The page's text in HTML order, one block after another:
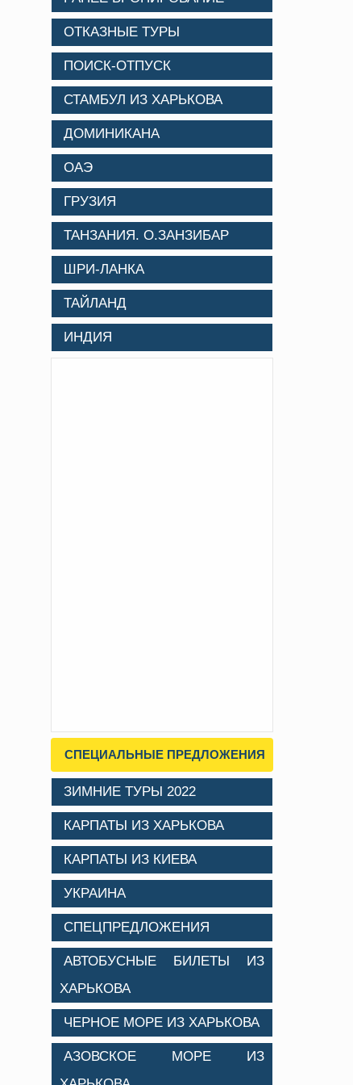
ОТКАЗНЫЕ ТУРЫ
ПОИСК-ОТПУСК
СТАМБУЛ ИЗ ХАРЬКОВА
ДОМИНИКАНА
ОАЭ
ГРУЗИЯ
ТАНЗАНИЯ. О.ЗАНЗИБАР
ШРИ-ЛАНКА
ТАЙЛАНД
ИНДИЯ
СПЕЦИАЛЬНЫЕ ПРЕДЛОЖЕНИЯ
ЗИМНИЕ ТУРЫ 2022
КАРПАТЫ ИЗ ХАРЬКОВА
КАРПАТЫ ИЗ КИЕВА
УКРАИНА
СПЕЦПРЕДЛОЖЕНИЯ
АВТОБУСНЫЕ БИЛЕТЫ ИЗ
ХАРЬКОВА
ЧЕРНОЕ МОРЕ ИЗ ХАРЬКОВА
АЗОВСКОЕ МОРЕ ИЗ